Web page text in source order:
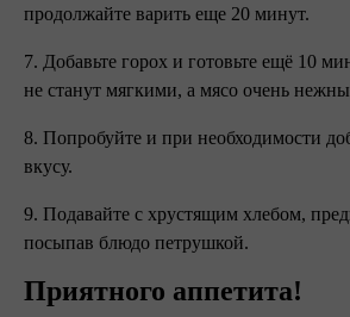
продолжайте варить еще 20 минут.
7. Добавьте горох и готовьте ещё 10
не станут мягкими, а мясо очень
8. Попробуйте и при необходимости
вкусу.
9. Подавайте с хрустящим хлебом,
посыпав блюдо петрушкой.
Приятного аппетита!